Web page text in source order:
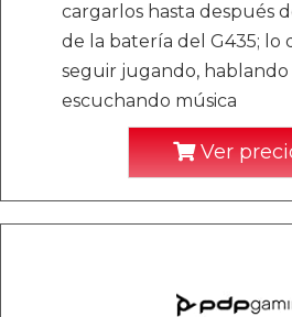
cargarlos hasta después
de la batería del G435; lo
seguir jugando, hablando
escuchando música
Ver